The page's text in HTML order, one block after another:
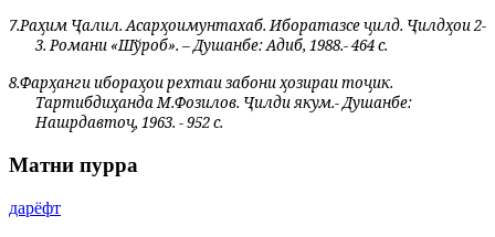
7.Раҳим Ҷалил. Асарҳоимунтахаб.Иборатазсеҷилд. Ҷилдҳои 2-
3.Романи «Шўроб». – Душанбе: Адиб, 1988.- 464 с.
8.Фарҳанги ибораҳои рехтаи забони ҳозираи тоҷик.
Тартибдиҳанда М.Фозилов. Ҷилди якум.- Душанбе:
Нашрдавтоҷ, 1963. - 952 с.
Матни пурра
дарёфт